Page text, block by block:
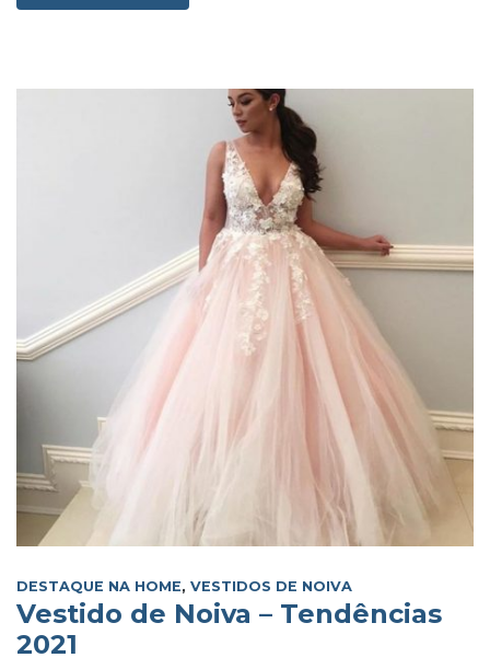
DESTAQUE NA HOME, VESTIDOS DE NOIVA
Vestido de Noiva – Tendências
2021